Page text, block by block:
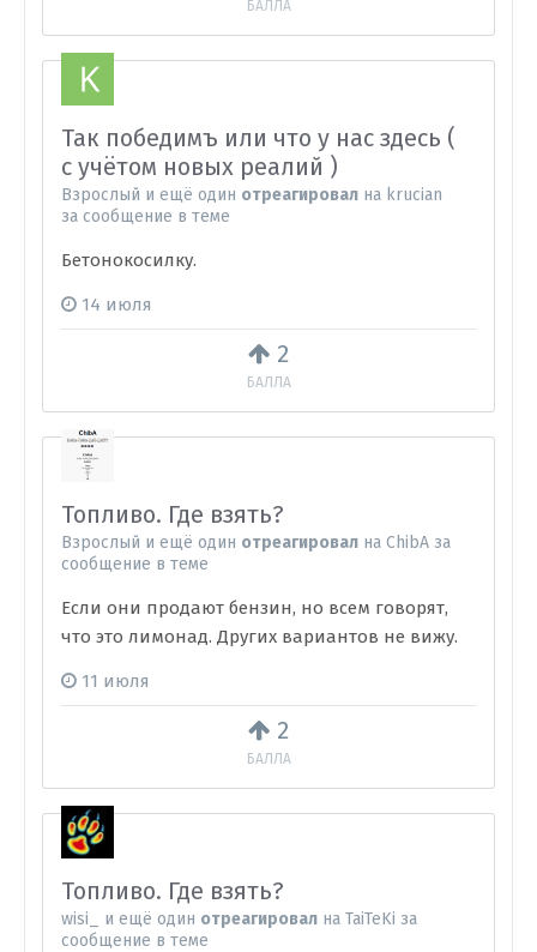
БАЛЛА
2
БАЛЛА
Так победимъ или что у нас здесь (
с учётом новых реалий )
Взрослый и ещё один отреагировал на krucian
за сообщение в теме
Бетонокосилку.
14 июля
2
БАЛЛА
Топливо. Где взять?
Взрослый и ещё один отреагировал на ChibA за
сообщение в теме
Если они продают бензин, но всем говорят,
что это лимонад. Других вариантов не вижу.
11 июля
Топливо. Где взять?
wisi_ и ещё один отреагировал на TaiTeKi за
сообщение в теме